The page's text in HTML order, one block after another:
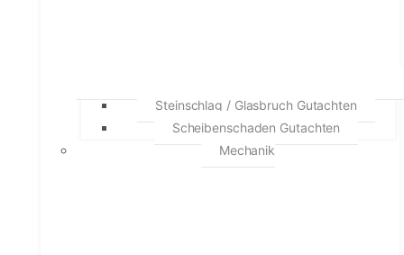
Steinschlag / Glasbruch Gutachten
Scheibenschaden Gutachten
Mechanik